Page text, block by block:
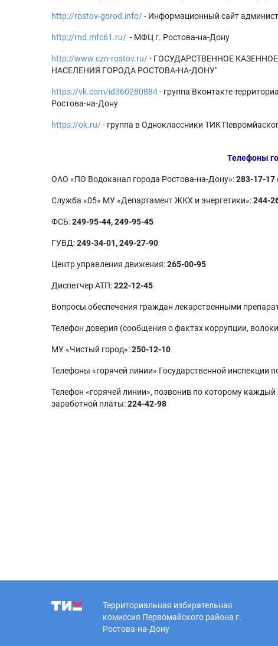
http://rostov-gorod.info/- Информационный сайт
http://rnd.mfc61.ru/ - МФЦ г. Ростова-на-Дону
http://www.czn-rostov.ru/- ГОСУДАРСТВЕННОЕ
НАСЕЛЕНИЯ ГОРОДА РОСТОВА-НА-ДОНУ"
https://vk.com/id360280884- группа Вконтакте
Ростова-на-Дону
https://ok.ru/- группа в Одноклассники ТИК
Телефоны
ОАО «ПО Водоканал города Ростова-на-Дону»:283-17-17
Служба «05» МУ «Департамент ЖКХ и энергетики»:244-
ФСБ:249-95-44, 249-95-45
ГУВД:249-34-01, 249-27-90
Центр управления движения:265-00-95
Диспетчер АТП:222-12-45
Вопросы обеспечения граждан лекарственными
Телефон доверия (сообщения о фактах коррупции,
МУ «Чистый город»:250-12-10
Телефоны «горячей линии» Государственной инспекции
Телефон «горячей линии», позвонив по которому
заработной платы:224-42-98
Территориальная избирательная
комиссия Первомайского района г.
Ростова-на-Дону